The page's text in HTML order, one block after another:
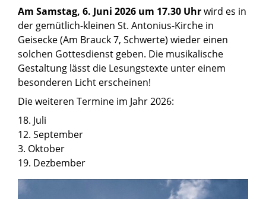
Am Samstag, 6. Juni 2026 um 17.30 Uhrwird es in
der gemütlich-kleinen St. Antonius-Kirche in
Geisecke (Am Brauck 7, Schwerte) wieder einen
solchen Gottesdienst geben. Die musikalische
Gestaltung lässt die Lesungstexte unter einem
besonderen Licht erscheinen!
Die weiteren Termine im Jahr 2026:
18. Juli
12. September
3. Oktober
19. Dezbember